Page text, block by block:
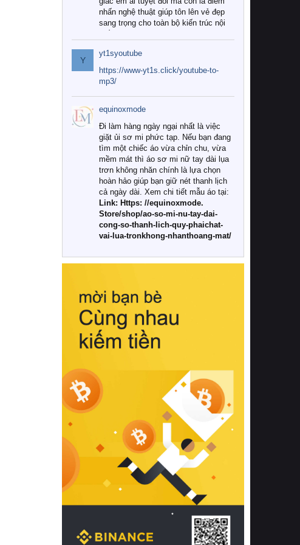
nhấn nghệ thuật giúp tôn lên vẻ đẹp
sang trọng cho toàn bộ kiến trúc nội
Tuy nhiên, giữa thị trường đa dạng
với vô vàn thương hiệu và mẫu mã
như hiện nay, làm thế nào để chọn
được những bộ chăn ga gối đệm cao
cấp thực sự chất lượng, phù hợp với
khí hậu và nhu cầu sử dụng của gia
đình? Hãy cùng chúng tôi đi tìm lời
giải đáp chi tiết qua bài viết dưới đây.
1. Tại sao các gia đình hiện đại lại ưa
chuộng chăn ga gối đệm cao cấp?
Khác với các dòng sản phẩm thông
thường, những bộ chăn ga gối đệm
cao cấp trải qua quy trình sản xuất
nghiêm ngặt từ khâu chọn lọc nguyên
liệu tự nhiên đến công nghệ dệt
nhuộm hiện đại không chứa hóa chất
này, bạn sẽ cảm nhận rõ rệt sự khác
hồi chuẩn xác của phần đệm nâng đỡ
cột sống.
Bên cạnh đó, việc lựa chọn các dòng
sản phẩm đạt chuẩn chất lượng quốc
tế còn giúp ngăn ngừa tình trạng kích
khuẩn và nấm mốc trong điều kiện
thời tiết nóng ẩm. Bạn có thể tìm hiểu
thêm các nghiên cứu khoa học về tác
động của giấc ngủ và môi trường
phòng ngủ đối với sức khỏe con
người tại Sleep Foundation (External
Link) để có cái nhìn toàn diện hơn.
2. Các tiêu chí vàng khi lựa chọn
chăn ga gối đệm cao cấp cho phòng
ngủ
Để sở hữu một bộ chăn ga gối đệm
cao cấp hoàn hảo cả về thẩm mỹ lẫn
công năng, người tiêu dùng cần cân
nhắc kỹ lưỡng các tiêu chí quan trọng
Y
yt1syoutube
https://www-yt1s.click/youtube-to-
mp3/
equinoxmode
Đi làm hàng ngày ngại nhất là việc
giặt ủi sơ mi phức tạp. Nếu bạn đang
tìm một chiếc áo vừa chỉn chu, vừa
mềm mát thì áo sơ mi nữ tay dài lụa
trơn không nhăn chính là lựa chọn
hoàn hảo giúp bạn giữ nét thanh lịch
cả ngày dài. Xem chi tiết mẫu áo tại:
Link: Https: //equinoxmode.
Store/shop/ao-so-mi-nu-tay-dai-
cong-so-thanh-lich-quy-phaichat-
vai-lua-tronkhong-nhanthoang-mat/